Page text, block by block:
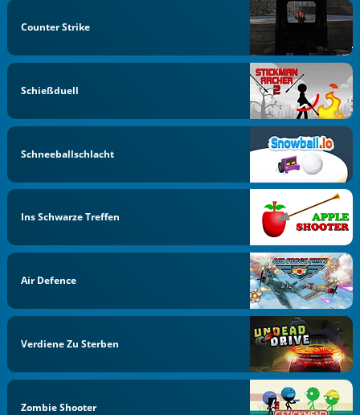
Counter Strike
Schießduell
Schneeballschlacht
Ins Schwarze Treffen
Air Defence
Verdiene Zu Sterben
Zombie Shooter